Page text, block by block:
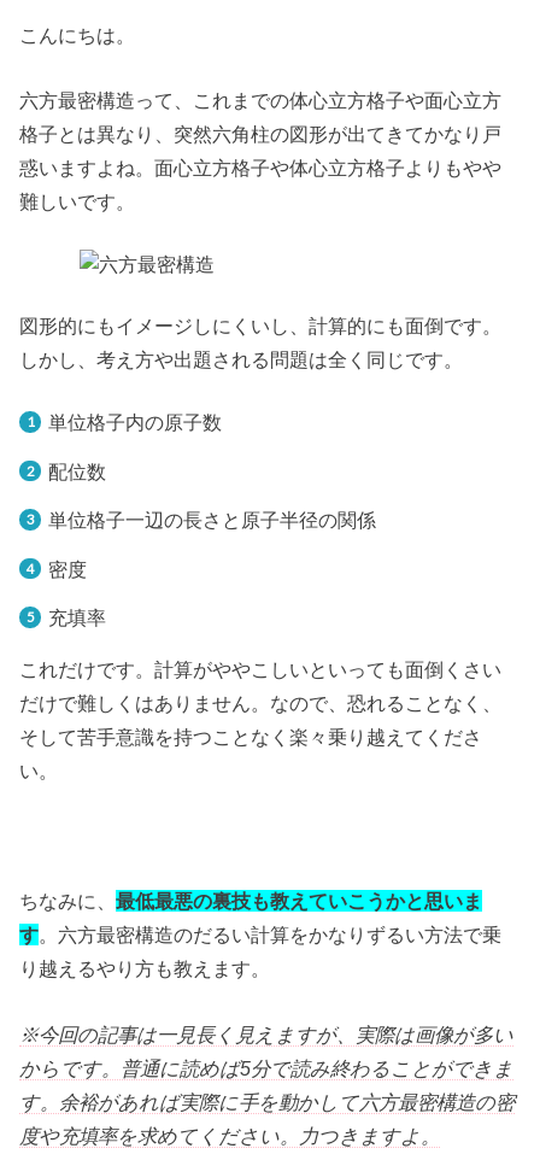
こんにちは。
六方最密構造って、これまでの体心立方格子や面心立方
格子とは異なり、突然六角柱の図形が出てきてかなり戸
惑いますよね。面心立方格子や体心立方格子よりもやや
難しいです。
図形的にもイメージしにくいし、計算的にも面倒です。
しかし、考え方や出題される問題は全く同じです。
単位格子内の原子数
配位数
単位格子一辺の長さと原子半径の関係
密度
充填率
これだけです。計算がややこしいといっても面倒くさい
だけで難しくはありません。なので、恐れることなく、
そして苦手意識を持つことなく楽々乗り越えてくださ
い。
ちなみに、最低最悪の裏技も教えていこうかと思いま
す。六方最密構造のだるい計算をかなりずるい方法で乗
り越えるやり方も教えます。
※今回の記事は一見長く見えますが、実際は画像が多い
からです。普通に読めば5分で読み終わることができま
す。余裕があれば実際に手を動かして六方最密構造の密
度や充填率を求めてください。力つきますよ。